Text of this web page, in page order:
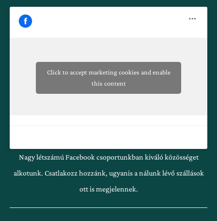
Click to accept marketing cookies and enable
this content
Nagy létszámú Facebook csoportunkban kiváló közösséget
alkotunk. Csatlakozz hozzánk, ugyanis a nálunk lévő szállások
ott is megjelennek.